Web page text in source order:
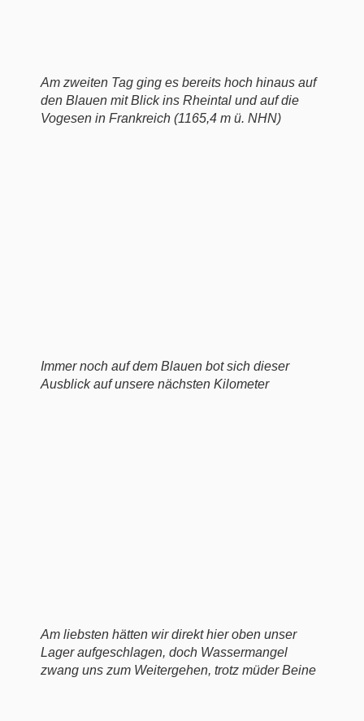
Am zweiten Tag ging es bereits hoch hinaus auf
den Blauen mit Blick ins Rheintal und auf die
Vogesen in Frankreich (1165,4 m ü. NHN)
Immer noch auf dem Blauen bot sich dieser
Ausblick auf unsere nächsten Kilometer
Am liebsten hätten wir direkt hier oben unser
Lager aufgeschlagen, doch Wassermangel
zwang uns zum Weitergehen, trotz müder Beine